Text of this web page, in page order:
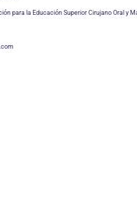
para la Educación Superior Cirujano Oral y